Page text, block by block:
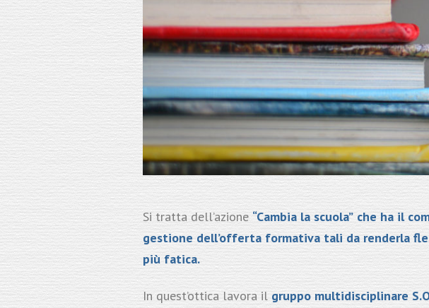
Si tratta dell’azione “Cambia la scuola” che ha il
gestione dell’offerta formativa tali da renderla
più fatica.
In quest’ottica lavora il gruppo multidisciplinare